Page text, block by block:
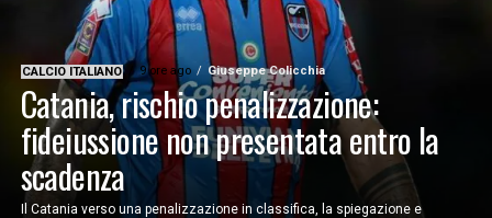
CALCIO ITALIANO 9 ore ago Giuseppe Colicchia
Catania, rischio penalizzazione:
fideiussione non presentata entro la
scadenza
Il Catania verso una penalizzazione in classifica, la spiegazione e